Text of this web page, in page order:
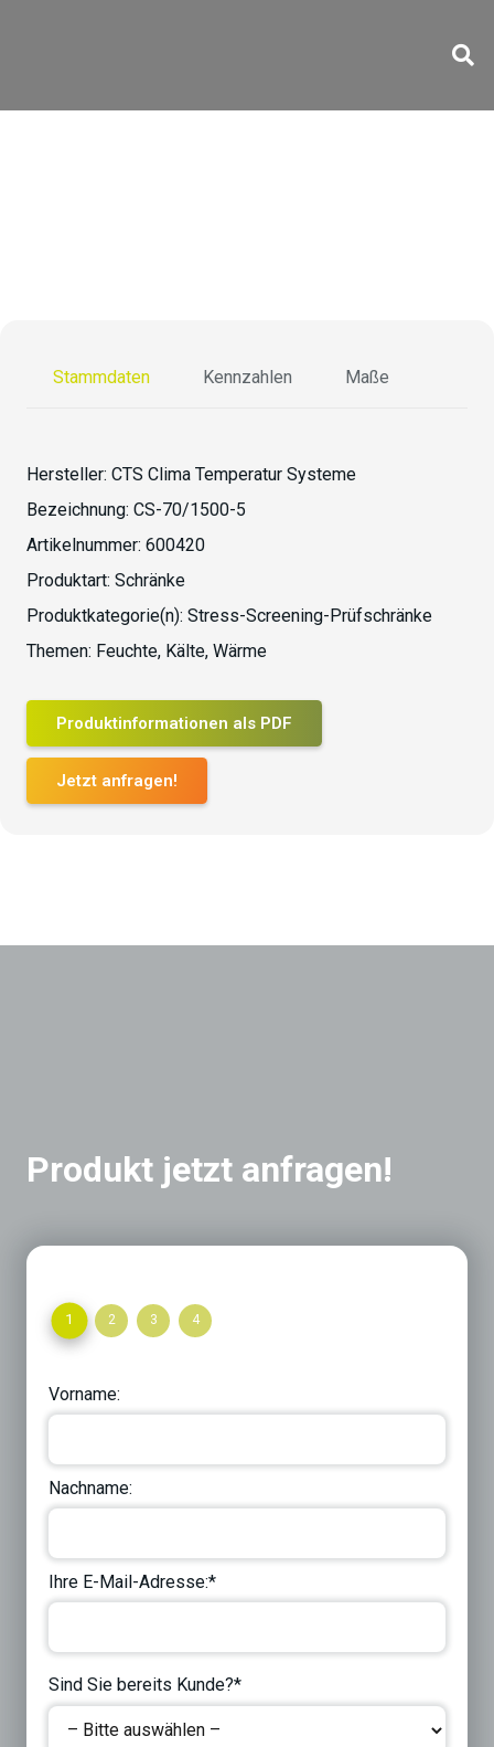
Stammdaten Kennzahlen Maße
Hersteller: CTS Clima Temperatur Systeme
Bezeichnung: CS-70/1500-5
Artikelnummer: 600420
Produktart: Schränke
Produktkategorie(n): Stress-Screening-Prüfschränke
Themen: Feuchte, Kälte, Wärme
Produktinformationen als PDF
Jetzt anfragen!
Produkt jetzt anfragen!
1 2 3 4
Vorname:
Nachname:
Ihre E-Mail-Adresse:*
Sind Sie bereits Kunde?*